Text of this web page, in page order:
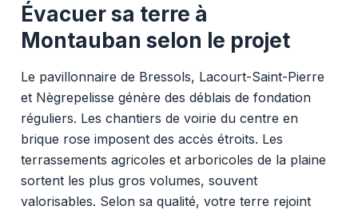
Évacuer sa terre à
Montauban selon le projet
Le pavillonnaire de Bressols, Lacourt-Saint-Pierre
et Nègrepelisse génère des déblais de fondation
réguliers. Les chantiers de voirie du centre en
brique rose imposent des accès étroits. Les
terrassements agricoles et arboricoles de la plaine
sortent les plus gros volumes, souvent
valorisables. Selon sa qualité, votre terre rejoint